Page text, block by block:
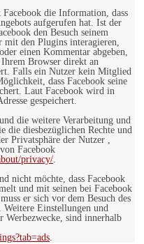
die Information, dass
aufgerufen hat. Ist der
den Besuch seinem
mit den Plugins interagieren,
einen Kommentar abgeben,
Browser direkt an
Falls ein Nutzer kein Mitglied
dass Facebook seine
Laut Facebook wird in
gespeichert.
die weitere Verarbeitung und
die diesbezüglichen Rechte und
Privatsphäre der Nutzer ,
Facebook
privacy/.
nicht möchte, dass Facebook
und mit seinen bei Facebook
er sich vor dem Besuch des
Weitere Einstellungen und
Werbezwecke, sind innerhalb
.